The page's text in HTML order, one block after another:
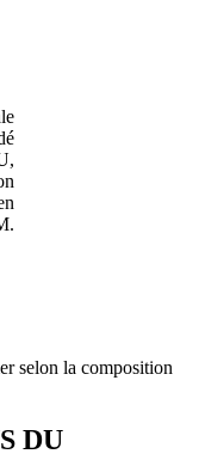
selon la composition
DU